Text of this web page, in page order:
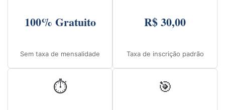
100% Gratuito
Sem taxa de mensalidade
R$ 30,00
Taxa de inscrição padrão
⏱️ 🎯